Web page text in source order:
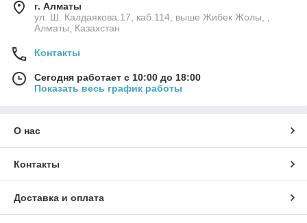
г. Алматы
ул. Ш. Калдаякова.17, каб.114, выше Жибек Жолы, ,
Алматы, Казахстан
Контакты
Сегодня работает с 10:00 до 18:00
Показать весь график работы
О нас
Контакты
Доставка и оплата